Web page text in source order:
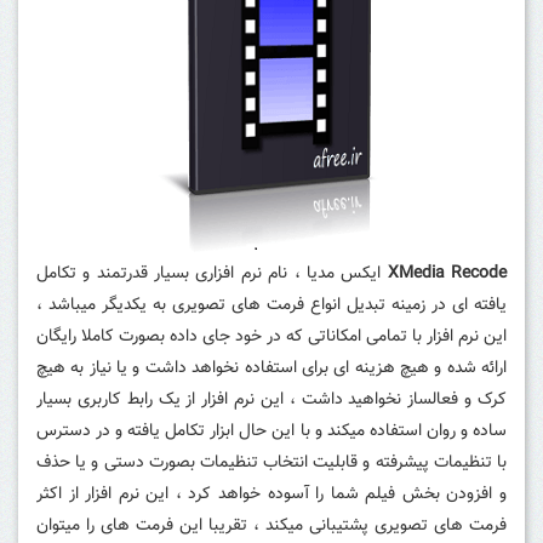
XMedia Recode ایکس مدیا ، نام نرم افزاری بسیار قدرتمند و تکامل
یافته ای در زمینه تبدیل انواع فرمت های تصویری به یکدیگر میباشد ،
این نرم افزار با تمامی امکاناتی که در خود جای داده بصورت کاملا رایگان
ارائه شده و هیچ هزینه ای برای استفاده نخواهد داشت و یا نیاز به هیچ
کرک و فعالساز نخواهید داشت ، این نرم افزار از یک رابط کاربری بسیار
ساده و روان استفاده میکند و با این حال ابزار تکامل یافته و در دسترس
با تنظیمات پیشرفته و قابلیت انتخاب تنظیمات بصورت دستی و یا حذف
و افزودن بخش فیلم شما را آسوده خواهد کرد ، این نرم افزار از اکثر
فرمت های تصویری پشتیبانی میکند ، تقریبا این فرمت های را میتوان